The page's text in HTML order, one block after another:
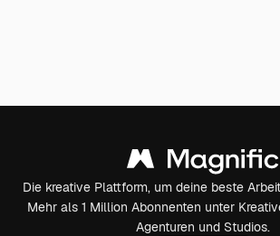
Die kreative Plattform, um deine beste
Mehr als 1 Million Abonnenten unter
Agenturen und Studios.